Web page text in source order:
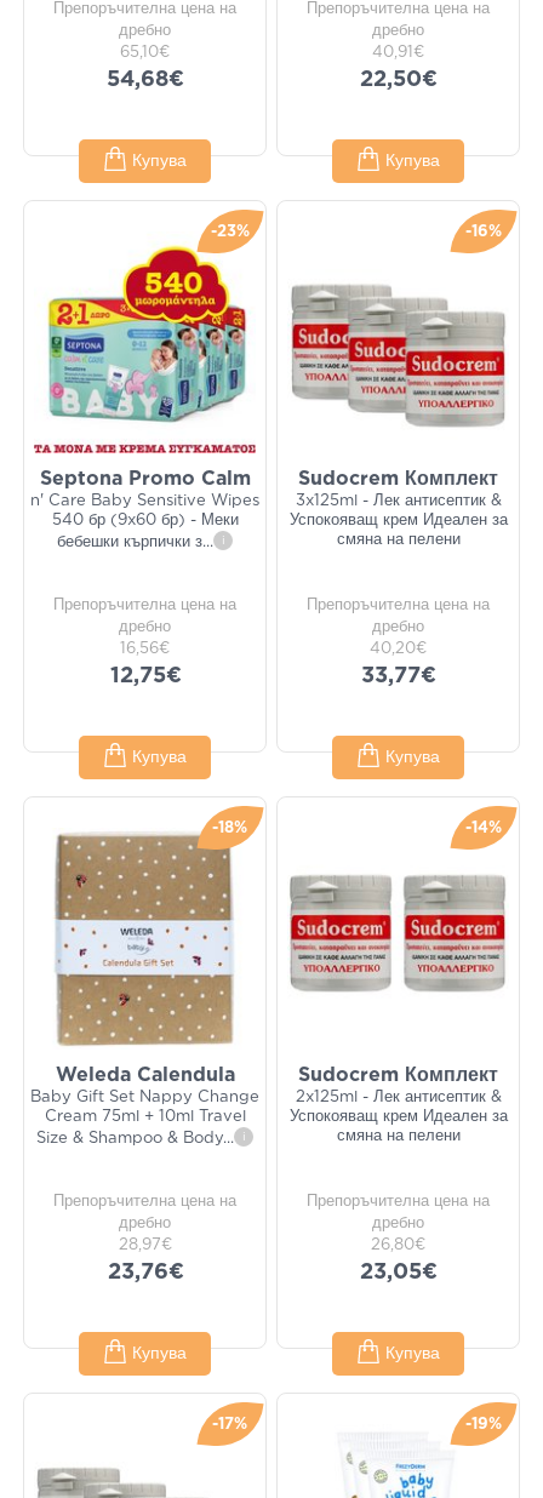
Препоръчителна цена на
дребно
65,10€
54,68€
Купува
Препоръчителна цена на
дребно
40,91€
22,50€
Купува
-23%
Septona Promo Calm
n' Care Baby Sensitive Wipes
540 бр (9x60 бр) - Меки
бебешки кърпички з... i
Препоръчителна цена на
дребно
16,56€
12,75€
Купува
-16%
Sudocrem Комплект
3x125ml - Лек антисептик &
Успокояващ крем Идеален за
смяна на пелени
Препоръчителна цена на
дребно
40,20€
33,77€
Купува
-18%
Weleda Calendula
Baby Gift Set Nappy Change
Cream 75ml + 10ml Travel
Size & Shampoo & Body... i
Препоръчителна цена на
дребно
28,97€
23,76€
Купува
-14%
Sudocrem Комплект
2x125ml - Лек антисептик &
Успокояващ крем Идеален за
смяна на пелени
Препоръчителна цена на
дребно
26,80€
23,05€
Купува
-17% -19%